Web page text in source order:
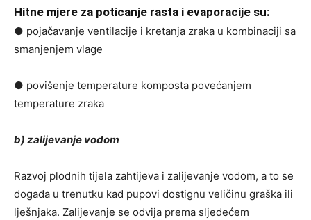
Hitne mjere za poticanje rasta i evaporacije su:
● pojačavanje ventilacije i kretanja zraka u kombinaciji sa
smanjenjem vlage
● povišenje temperature komposta povećanjem
temperature zraka
b) zalijevanje vodom
Razvoj plodnih tijela zahtijeva i zalijevanje vodom, a to se
događa u trenutku kad pupovi dostignu veličinu graška ili
lješnjaka. Zalijevanje se odvija prema sljedećem